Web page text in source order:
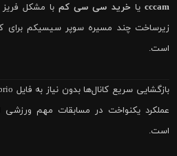
cccam یا خرید سی سی کمبا مشکل
زیرساخت چند مسیره سوپر سیسیکم
است.
عملکرد یکنواخت در مسابقات مهم
است.